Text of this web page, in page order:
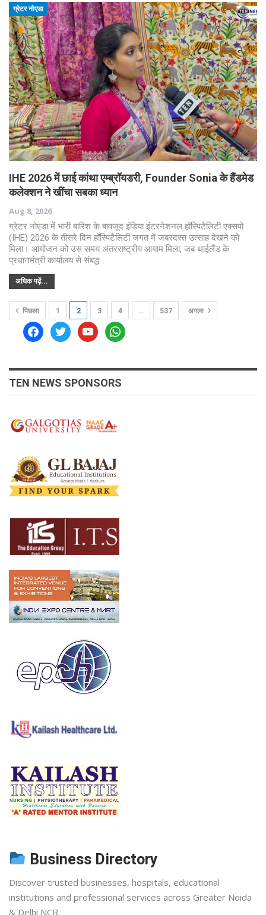
ग्रेटर नोएडा
IHE 2026 में छाई कांथा एम्ब्रॉयडरी, Founder Sonia के हैंडमेड
कलेक्शन ने खींचा सबका ध्यान
Aug 8, 2026
ग्रेटर नोएडा में भारी बारिश के बावजूद इंडिया इंटरनेशनल हॉस्पिटैलिटी एक्सपो
(IHE) 2026 के तीसरे दिन हॉस्पिटैलिटी जगत में जबरदस्त उत्साह देखने को
मिला। आयोजन को उस समय अंतरराष्ट्रीय आयाम मिला, जब थाईलैंड के
प्रधानमंत्री कार्यालय से संबद्ध…
अधिक पढ़ें...
पिछला 1 2 3 4 … 537 अगला
facebooktwitteryoutubewhatsapp
TEN NEWS SPONSORS
Business Directory
Discover trusted businesses, hospitals, educational
institutions and professional services across Greater Noida
& Delhi NCR.